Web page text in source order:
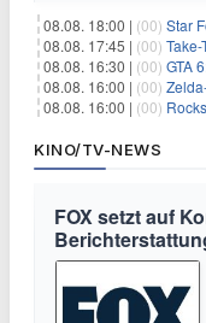
08.08. 18:00 | (00) Star
08.08. 17:45 | (00) Take-
08.08. 16:30 | (00) GTA 6:
08.08. 16:00 | (00) Zelda-
08.08. 16:00 | (00)
KINO/TV-NEWS
FOX setzt auf